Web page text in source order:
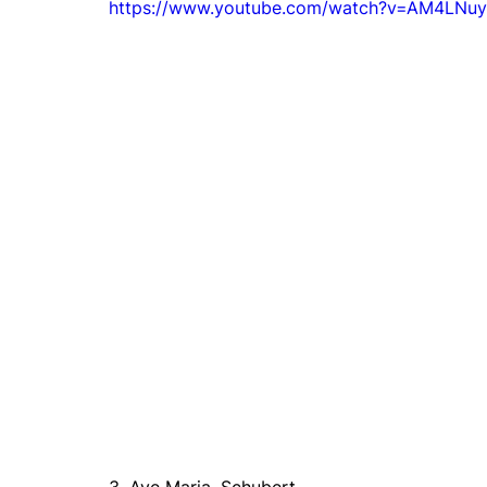
https://www.youtube.com/